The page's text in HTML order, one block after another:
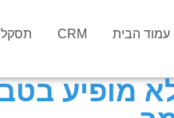
עמוד הבית CRM תסקל 2.0 לבודק המוסמך